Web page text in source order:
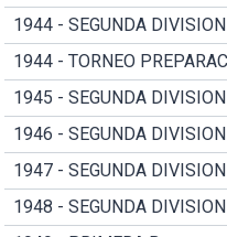
1944 - SEGUNDA DIVISION
1944 - TORNEO
1945 - SEGUNDA DIVISION
1946 - SEGUNDA DIVISION
1947 - SEGUNDA DIVISION
1948 - SEGUNDA DIVISION